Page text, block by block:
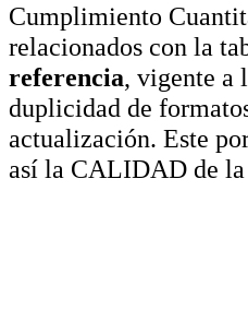
Cumplimiento
relacionados con la
referencia, vigente a
duplicidad de
actualización. Este
así la CALIDAD de